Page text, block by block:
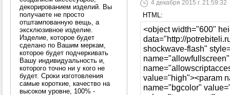
декорированием изделий. Вы
получаете не просто
отштампованную вещь, а
эксклюзивное изделие.
Изделие, которое будет
сделано по Вашим меркам,
которое будет подчеркивать
Вашу индивидуальность и,
которого точно ни у кого не
будет. Сроки изготовления
самые короткие, качество на
высоком уровне, 100% -
4 декабря 2015 г. 21:59:32
HTML: